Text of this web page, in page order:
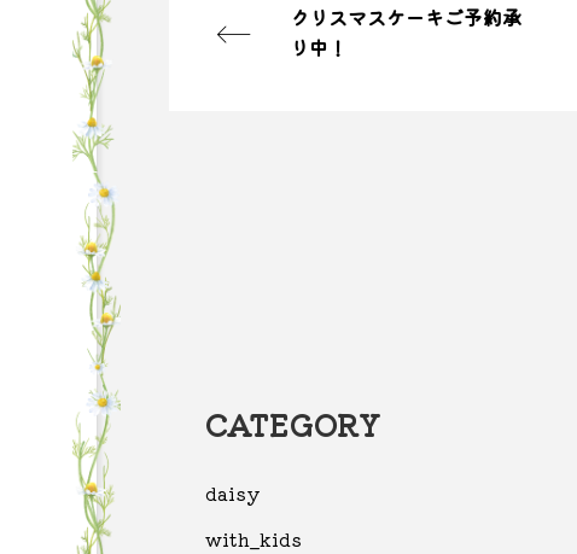
クリスマスケーキご予約承
り中！
CATEGORY
daisy
with_kids